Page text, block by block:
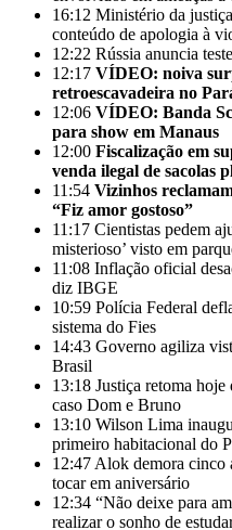
16:12 Ministério da
conteúdo de apologia à
12:22 Rússia anuncia
12:17 VÍDEO: noiva
retroescavadeira no
12:06 VÍDEO: Banda
para show em Manaus
12:00 Fiscalização em
venda ilegal de sacolas
11:54 Vizinhos
“Fiz amor gostoso”
11:17 Cientistas pedem
misterioso’ visto em
11:08 Inflação oficial
diz IBGE
10:59 Polícia Federal
sistema do Fies
14:43 Governo agiliza
Brasil
13:18 Justiça retoma hoje
caso Dom e Bruno
13:10 Wilson Lima
primeiro habitacional do
12:47 Alok demora cinco
tocar em aniversário
12:34 “Não deixe para
realizar o sonho de